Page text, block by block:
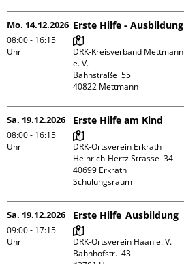
Mo. 14.12.2026
08:00 - 16:15
Uhr
Erste Hilfe - Ausbildung
DRK-Kreisverband Mettmann
e. V.
Bahnstraße  55
Sa. 19.12.2026
08:00 - 16:15
Uhr
Erste Hilfe am Kind
DRK-Ortsverein Erkrath
Heinrich-Hertz Strasse  34
40699 Erkrath
Schulungsraum
Sa. 19.12.2026
09:00 - 17:15
Uhr
Erste Hilfe_Ausbildung
DRK-Ortsverein Haan e. V.
Bahnhofstr.  43